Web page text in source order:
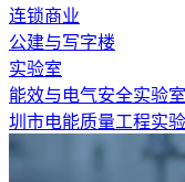
连锁商业
公建与写字楼
实验室
能效与电气安全实验室
圳市电能质量工程实